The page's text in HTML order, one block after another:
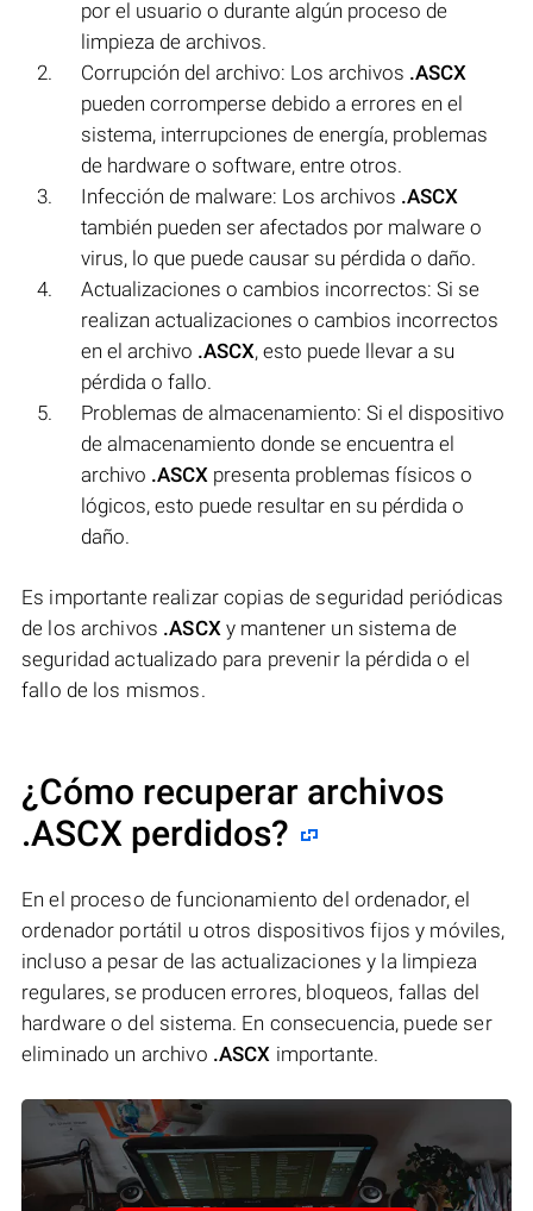
por el usuario o durante algún proceso de
limpieza de archivos.
Corrupción del archivo: Los archivos .ASCX
pueden corromperse debido a errores en el
sistema, interrupciones de energía, problemas
de hardware o software, entre otros.
Infección de malware: Los archivos .ASCX
también pueden ser afectados por malware o
virus, lo que puede causar su pérdida o daño.
Actualizaciones o cambios incorrectos: Si se
realizan actualizaciones o cambios incorrectos
en el archivo .ASCX, esto puede llevar a su
pérdida o fallo.
Problemas de almacenamiento: Si el dispositivo
de almacenamiento donde se encuentra el
archivo .ASCX presenta problemas físicos o
lógicos, esto puede resultar en su pérdida o
daño.
Es importante realizar copias de seguridad periódicas
de los archivos .ASCX y mantener un sistema de
seguridad actualizado para prevenir la pérdida o el
fallo de los mismos.
¿Cómo recuperar archivos
.ASCX perdidos?
En el proceso de funcionamiento del ordenador, el
ordenador portátil u otros dispositivos fijos y móviles,
incluso a pesar de las actualizaciones y la limpieza
regulares, se producen errores, bloqueos, fallas del
hardware o del sistema. En consecuencia, puede ser
eliminado un archivo .ASCX importante.